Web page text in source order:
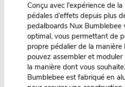
Conçu avec l'expérience de
pédales d’effets depuis plus
pedalboards Nux Bumblebee
optimal, vous permettant de
propre pédalier de la manière
pouvez assembler et
la manière dont vous
Bumblebee est fabriqué en